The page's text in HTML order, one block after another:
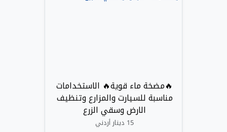
🔥مضخة ماء قوية🔥 الاستخدامات
مناسبة للسيارت والمزارع وتنظيف
الارض وسقي الزرع
15 دينار أردني